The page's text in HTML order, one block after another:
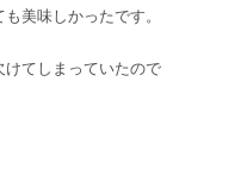
美味しかったです。
てしまっていたので